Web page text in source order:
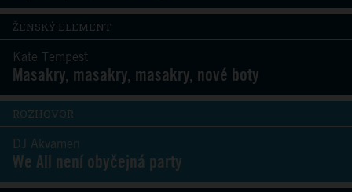
ŽENSKÝ ELEMENT
Kate Tempest
Masakry, masakry, masakry, nové boty
ROZHOVOR
DJ Akvamen
We All není obyčejná party